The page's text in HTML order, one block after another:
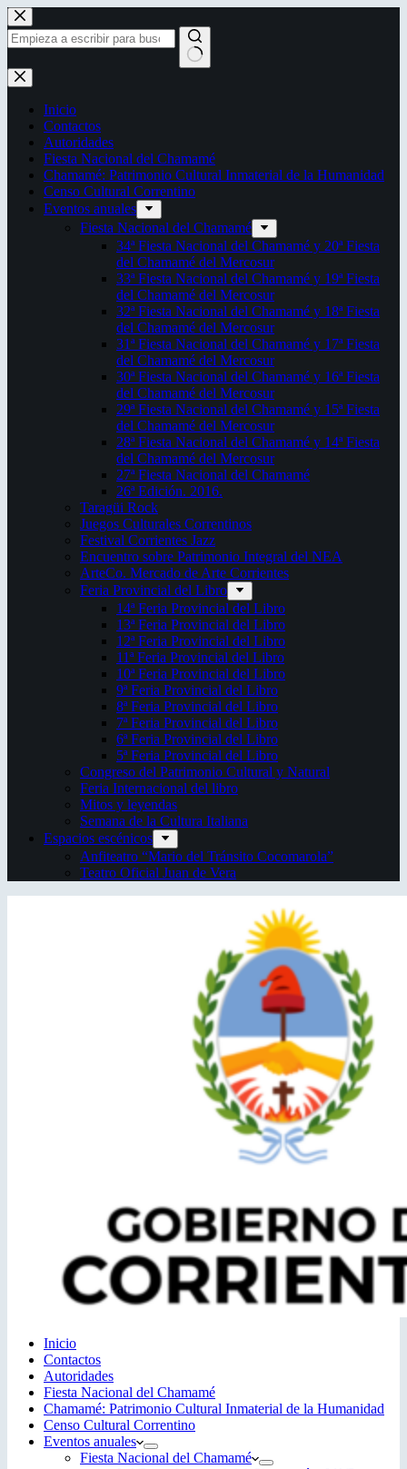
Saltar
al
contenido
Sin
resultados
Inicio
Contactos
Autoridades
Fiesta Nacional del Chamamé
Chamamé: Patrimonio Cultural Inmaterial de la Humanidad
Censo Cultural Correntino
Eventos anuales
Fiesta Nacional del Chamamé
34ª Fiesta Nacional del Chamamé y 20ª Fiesta
del Chamamé del Mercosur
33ª Fiesta Nacional del Chamamé y 19ª Fiesta
del Chamamé del Mercosur
32ª Fiesta Nacional del Chamamé y 18ª Fiesta
del Chamamé del Mercosur
31ª Fiesta Nacional del Chamamé y 17ª Fiesta
del Chamamé del Mercosur
30ª Fiesta Nacional del Chamamé y 16ª Fiesta
del Chamamé del Mercosur
29ª Fiesta Nacional del Chamamé y 15ª Fiesta
del Chamamé del Mercosur
28ª Fiesta Nacional del Chamamé y 14ª Fiesta
del Chamamé del Mercosur
27ª Fiesta Nacional del Chamamé
26ª Edición. 2016.
Taragüi Rock
Juegos Culturales Correntinos
Festival Corrientes Jazz
Encuentro sobre Patrimonio Integral del NEA
ArteCo. Mercado de Arte Corrientes
Feria Provincial del Libro
14ª Feria Provincial del Libro
13ª Feria Provincial del Libro
12ª Feria Provincial del Libro
11ª Feria Provincial del Libro
10ª Feria Provincial del Libro
9ª Feria Provincial del Libro
8ª Feria Provincial del Libro
7ª Feria Provincial del Libro
6ª Feria Provincial del Libro
5ª Feria Provincial del Libro
Congreso del Patrimonio Cultural y Natural
Feria Internacional del libro
Mitos y leyendas
Semana de la Cultura Italiana
Espacios escénicos
Anfiteatro “Mario del Tránsito Cocomarola”
Teatro Oficial Juan de Vera
Inicio
Contactos
Autoridades
Fiesta Nacional del Chamamé
Chamamé: Patrimonio Cultural Inmaterial de la Humanidad
Censo Cultural Correntino
Eventos anuales
Fiesta Nacional del Chamamé